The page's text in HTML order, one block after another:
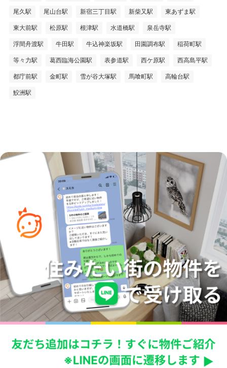
尾久駅 尾山台駅 新宿三丁目駅 新柴又駅 東あずま駅
東大前駅 松原駅 根津駅 水道橋駅 泉岳寺駅
浮間舟渡駅 牛田駅 牛込神楽坂駅 田園調布駅 稲荷町駅
等々力駅 葛西臨海公園駅 表参道駅 西ケ原駅 西高島平駅
都庁前駅 金町駅 雪が谷大塚駅 馬喰町駅 高輪台駅
鮫洲駅